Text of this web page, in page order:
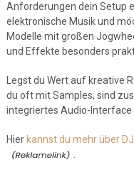
Anforderungen dein Setup
elektronische Musik und
Modelle mit großen
und Effekte besonders
Legst du Wert auf kreative
du oft mit Samples, sind
integriertes Audio-Interface
Hier kannst du mehr über